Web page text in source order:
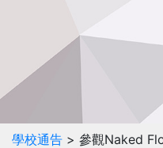
學校通告 > 參觀Naked